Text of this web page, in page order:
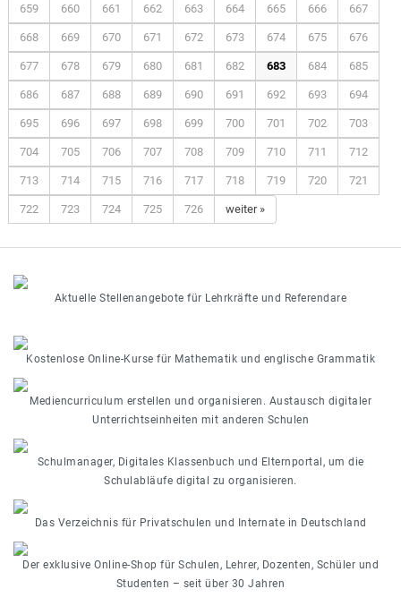
659 660 661 662 663 664 665 666 667
668 669 670 671 672 673 674 675 676
677 678 679 680 681 682 683 684 685
686 687 688 689 690 691 692 693 694
695 696 697 698 699 700 701 702 703
704 705 706 707 708 709 710 711 712
713 714 715 716 717 718 719 720 721
722 723 724 725 726 weiter »
Aktuelle Stellenangebote für Lehrkräfte und Referendare
Kostenlose Online-Kurse für Mathematik und englische Grammatik
Mediencurriculum erstellen und organisieren. Austausch digitaler
Unterrichtseinheiten mit anderen Schulen
Schulmanager, Digitales Klassenbuch und Elternportal, um die
Schulabläufe digital zu organisieren.
Das Verzeichnis für Privatschulen und Internate in Deutschland
Der exklusive Online-Shop für Schulen, Lehrer, Dozenten, Schüler und
Studenten – seit über 30 Jahren